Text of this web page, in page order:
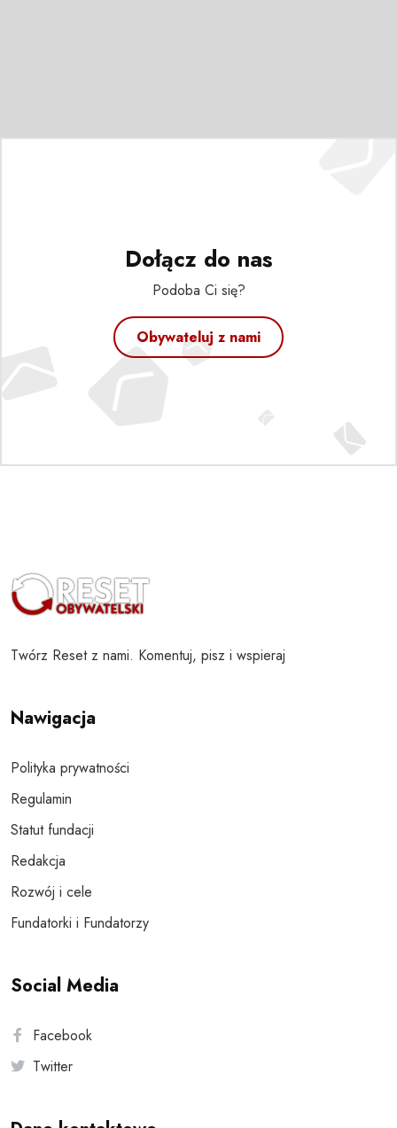
Dołącz do nas
Podoba Ci się?
Obywateluj z nami
Twórz Reset z nami. Komentuj, pisz i wspieraj
Nawigacja
Polityka prywatności
Regulamin
Statut fundacji
Redakcja
Rozwój i cele
Fundatorki i Fundatorzy
Social Media
Facebook
Twitter